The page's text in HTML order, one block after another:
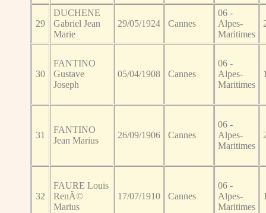
29
DUCHENE
Gabriel Jean
Marie
29/05/1924 Cannes
06 -
Alpes-
Maritimes
30
FANTINO
Gustave
Joseph
05/04/1908 Cannes
06 -
Alpes-
Maritimes
31
FANTINO
Jean Marius
26/09/1906 Cannes
06 -
Alpes-
Maritimes
32
FAURE Louis
RenÃ©
Marius
17/07/1910 Cannes
06 -
Alpes-
Maritimes